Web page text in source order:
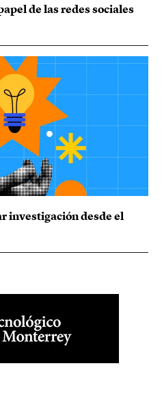
de las redes sociales
investigación desde el